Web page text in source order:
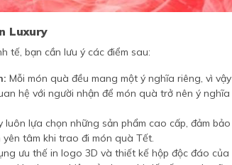
Luxury
tế, bạn cần lưu ý các điểm sau:
Mỗi món quà đều mang một ý nghĩa riêng, vì vậy
hệ với người nhận để món quà trở nên ý nghĩa
luôn lựa chọn những sản phẩm cao cấp, đảm bảo
tâm khi trao đi món quà Tết.
ưu thế in logo 3D và thiết kế hộp độc đáo của